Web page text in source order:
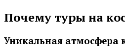
Почему туры на
Уникальная атмосфера